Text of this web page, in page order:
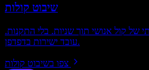
שיבוט קולות
של קול אנושי תוך שניות. בלי התקנות.
עובד ישירות בדפדפן.
צפו בשיבוט קולות